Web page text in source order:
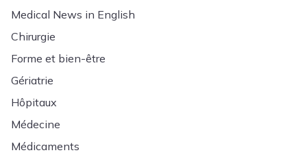
Medical News in English
Chirurgie
Forme et bien-être
Gériatrie
Hôpitaux
Médecine
Médicaments